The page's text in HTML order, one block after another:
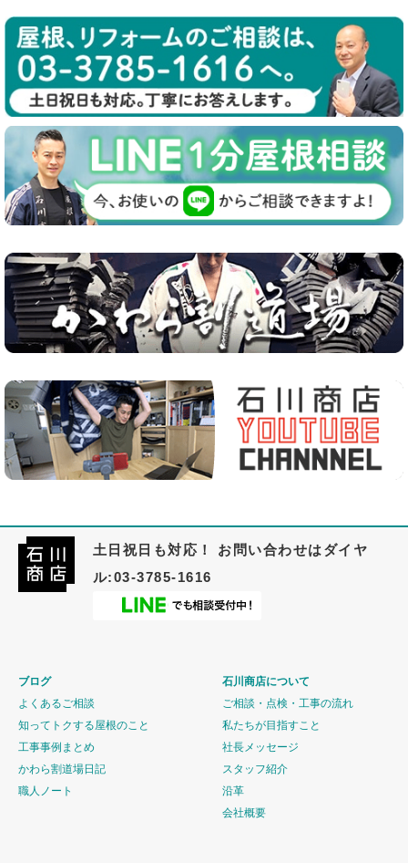
土日祝日も対応！ お問い合わせはダイヤ
ル:03-3785-1616
ブログ
よくあるご相談
知ってトクする屋根のこと
工事事例まとめ
かわら割道場日記
職人ノート
石川商店について
ご相談・点検・工事の流れ
私たちが目指すこと
社長メッセージ
スタッフ紹介
沿革
会社概要